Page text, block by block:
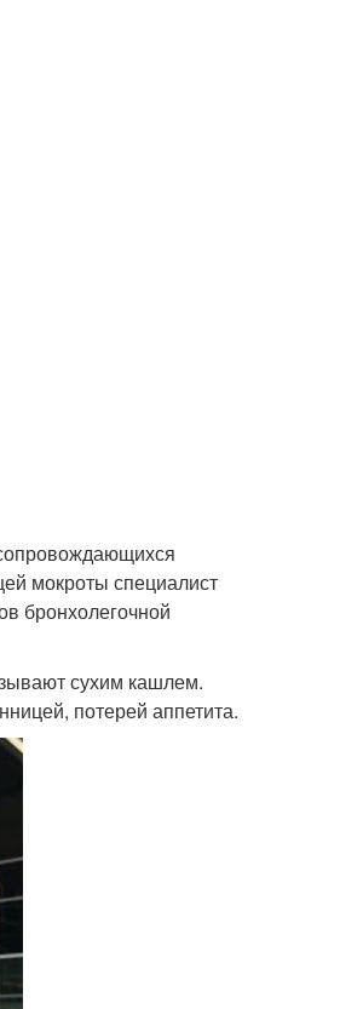
мокроты специалист
бронхолегочной
сухим кашлем.
потерей аппетита.